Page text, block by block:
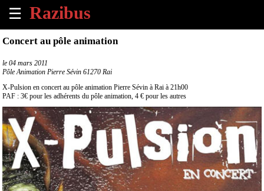
☰
×
Tous
les
évènements
à
venir
Annoncer
un
évènement
Concert au pôle animation
le 04 mars 2011
Pôle Animation Pierre Sévin 61270 Rai
X-Pulsion en concert au pôle animation Pierre Sévin à Rai à 21h00
PAF : 3€ pour les adhérents du pôle animation, 4 € pour les autres